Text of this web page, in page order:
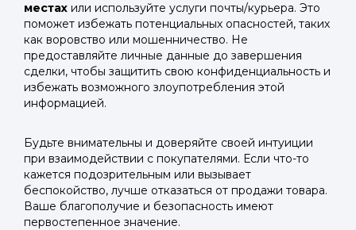
местах или используйте услуги почты/курьера. Это
поможет избежать потенциальных опасностей, таких
как воровство или мошенничество. Не
предоставляйте личные данные до завершения
сделки, чтобы защитить свою конфиденциальность и
избежать возможного злоупотребления этой
информацией.
Будьте внимательны и доверяйте своей интуиции
при взаимодействии с покупателями. Если что-то
кажется подозрительным или вызывает
беспокойство, лучше отказаться от продажи товара.
Ваше благополучие и безопасность имеют
первостепенное значение.